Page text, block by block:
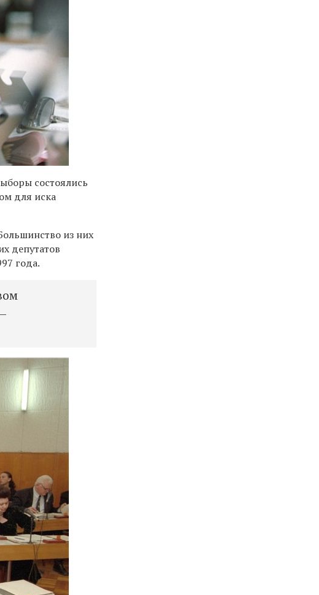
состоялись
для иска
из них
депутатов
года.